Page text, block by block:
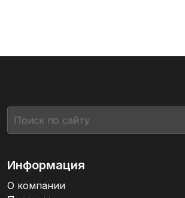
Информация
О компании